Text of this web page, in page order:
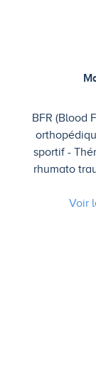
BFR (Blood
sportif
rhumato
Voir